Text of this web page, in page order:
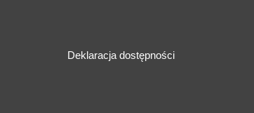
Deklaracja dostępności